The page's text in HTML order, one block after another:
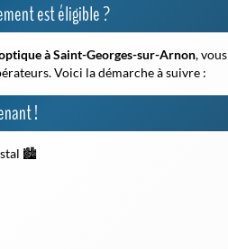
est éligible ?
à Saint-Georges-sur-Arnon,
Voici la démarche à suivre :
!
🏙️